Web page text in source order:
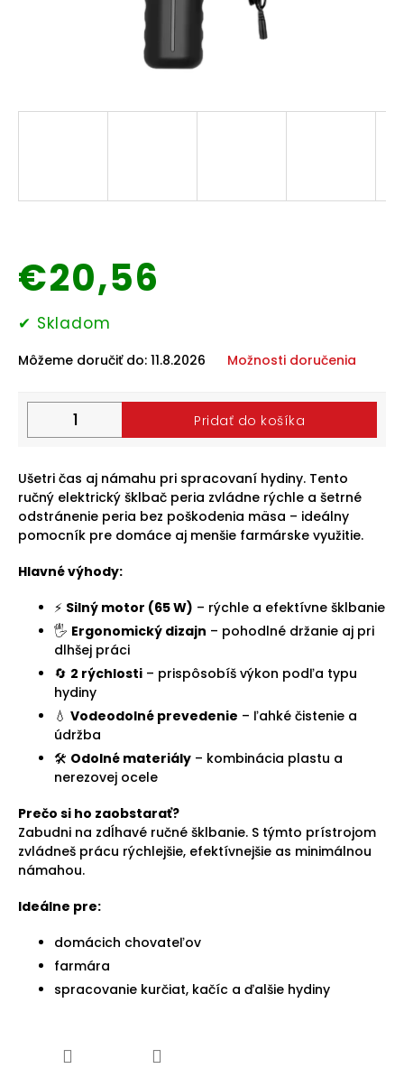
deti
Šport
Halloween
Prihlásenie
€20,56
cena:
✔ Skladom
Môžeme doručiť do: 11.8.2026 Možnosti doručenia
Pridať do košíka
Ušetri čas aj námahu pri spracovaní hydiny. Tento
ručný elektrický šklbač peria zvládne rýchle a šetrné
odstránenie peria bez poškodenia mäsa – ideálny
pomocník pre domáce aj menšie farmárske využitie.
Hlavné výhody:
⚡ Silný motor (65 W) – rýchle a efektívne šklbanie
🖐️ Ergonomický dizajn – pohodlné držanie aj pri
dlhšej práci
🔄 2 rýchlosti – prispôsobíš výkon podľa typu
hydiny
💧 Vodeodolné prevedenie – ľahké čistenie a
údržba
🛠️ Odolné materiály – kombinácia plastu a
nerezovej ocele
Prečo si ho zaobstarať?
Zabudni na zdĺhavé ručné šklbanie. S týmto prístrojom
zvládneš prácu rýchlejšie, efektívnejšie as minimálnou
námahou.
Ideálne pre:
domácich chovateľov
farmára
spracovanie kurčiat, kačíc a ďalšie hydiny